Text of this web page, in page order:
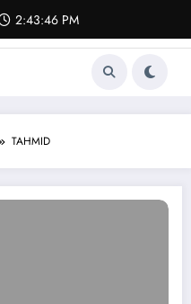
2:43:47 PM
TAHMID